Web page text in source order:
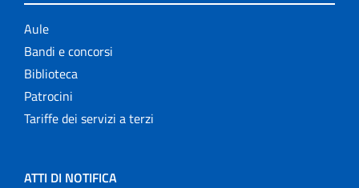
Aule
Bandi e concorsi
Biblioteca
Patrocini
Tariffe dei servizi a terzi
ATTI DI NOTIFICA